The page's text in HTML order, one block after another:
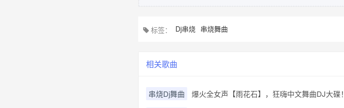
标签： Dj串烧 串烧舞曲
相关歌曲
串烧Dj舞曲 爆火全女声【雨花石】，狂嗨中文舞曲DJ大碟